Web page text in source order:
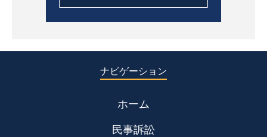
ナビゲーション
ホーム
民事訴訟